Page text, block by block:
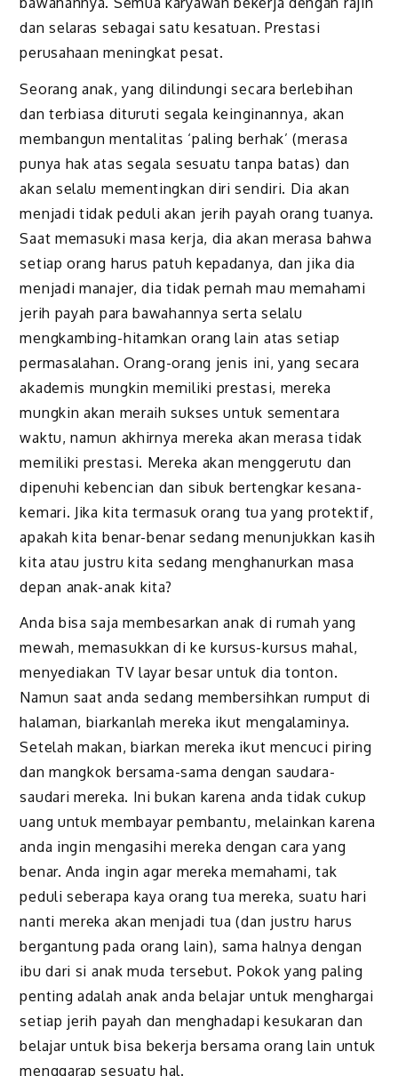
dan selaras sebagai satu kesatuan. Prestasi
perusahaan meningkat pesat.
Seorang anak, yang dilindungi secara berlebihan
dan terbiasa dituruti segala keinginannya, akan
membangun mentalitas ‘paling berhak’ (merasa
punya hak atas segala sesuatu tanpa batas) dan
akan selalu mementingkan diri sendiri. Dia akan
menjadi tidak peduli akan jerih payah orang tuanya.
Saat memasuki masa kerja, dia akan merasa bahwa
setiap orang harus patuh kepadanya, dan jika dia
menjadi manajer, dia tidak pernah mau memahami
jerih payah para bawahannya serta selalu
mengkambing-hitamkan orang lain atas setiap
permasalahan. Orang-orang jenis ini, yang secara
akademis mungkin memiliki prestasi, mereka
mungkin akan meraih sukses untuk sementara
waktu, namun akhirnya mereka akan merasa tidak
memiliki prestasi. Mereka akan menggerutu dan
dipenuhi kebencian dan sibuk bertengkar kesana-
kemari. Jika kita termasuk orang tua yang protektif,
apakah kita benar-benar sedang menunjukkan kasih
kita atau justru kita sedang menghanurkan masa
depan anak-anak kita?
Anda bisa saja membesarkan anak di rumah yang
mewah, memasukkan di ke kursus-kursus mahal,
menyediakan TV layar besar untuk dia tonton.
Namun saat anda sedang membersihkan rumput di
halaman, biarkanlah mereka ikut mengalaminya.
Setelah makan, biarkan mereka ikut mencuci piring
dan mangkok bersama-sama dengan saudara-
saudari mereka. Ini bukan karena anda tidak cukup
uang untuk membayar pembantu, melainkan karena
anda ingin mengasihi mereka dengan cara yang
benar. Anda ingin agar mereka memahami, tak
peduli seberapa kaya orang tua mereka, suatu hari
nanti mereka akan menjadi tua (dan justru harus
bergantung pada orang lain), sama halnya dengan
ibu dari si anak muda tersebut. Pokok yang paling
penting adalah anak anda belajar untuk menghargai
setiap jerih payah dan menghadapi kesukaran dan
belajar untuk bisa bekerja bersama orang lain untuk
menggarap sesuatu hal.